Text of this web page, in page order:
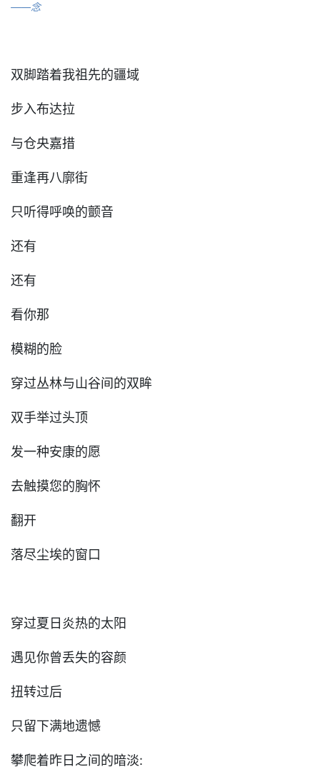
——念
双脚踏着我祖先的疆域
步入布达拉
与仓央嘉措
重逢再八廓街
只听得呼唤的颤音
还有
还有
看你那
模糊的脸
穿过丛林与山谷间的双眸
双手举过头顶
发一种安康的愿
去触摸您的胸怀
翻开
落尽尘埃的窗口
穿过夏日炎热的太阳
遇见你曾丢失的容颜
扭转过后
只留下满地遗憾
攀爬着昨日之间的暗淡: